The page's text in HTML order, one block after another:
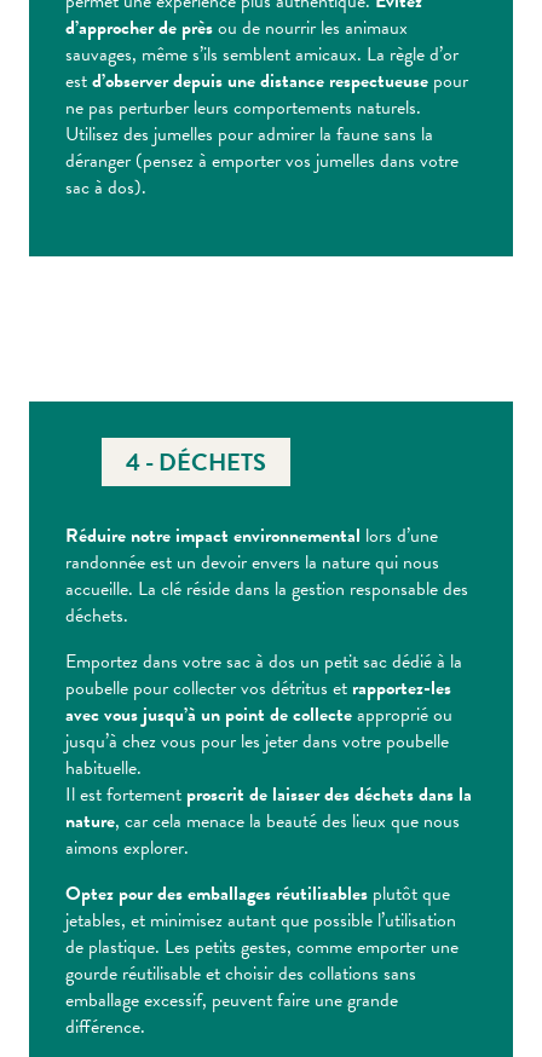
d’approcher de prèsou de nourrir les animaux
sauvages, même s’ils semblent amicaux. La règle d’or
estd’observer depuis une distance respectueuse pour
ne pas perturber leurs comportements naturels.
Utilisez des jumelles pour admirer la faune sans la
déranger (pensez à emporter vos jumelles dans votre
sac à dos).
4 - DÉCHETS
Réduire notre impact environnemental lors d’une
randonnée est un devoir envers la nature qui nous
accueille. La clé réside dans la gestion responsable des
déchets.
Emportez dans votre sac à dos un petit sac dédié à la
poubelle pour collecter vos détritus et rapportez-les
avec vous jusqu’à un point de collecteapproprié ou
jusqu’à chez vous pour les jeter dans votre poubelle
habituelle.
Il est fortement proscrit de laisser des déchets dans la
nature, car cela menace la beauté des lieux que nous
aimons explorer.
Optez pour des emballages réutilisables plutôt que
jetables, et minimisez autant que possible l’utilisation
de plastique. Les petits gestes, comme emporter une
gourde réutilisable et choisir des collations sans
emballage excessif, peuvent faire une grande
différence.